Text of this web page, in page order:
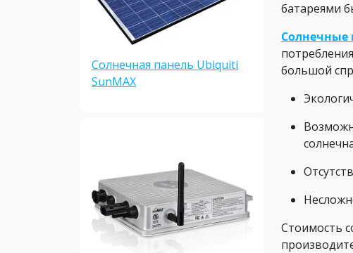
Солнечная панель Ubiquiti
SunMAX
батареями
Солнечные
большой
Стоимость